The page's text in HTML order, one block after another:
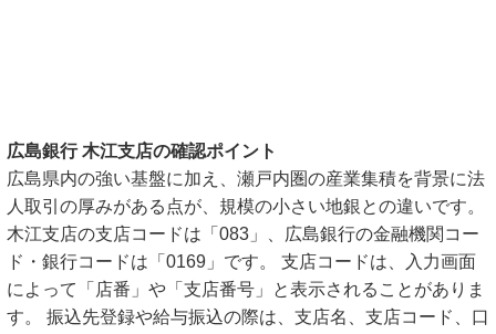
広島銀行 木江支店の確認ポイント
広島県内の強い基盤に加え、瀬戸内圏の産業集積を背景に法
人取引の厚みがある点が、規模の小さい地銀との違いです。
木江支店の支店コードは「083」、広島銀行の金融機関コー
ド・銀行コードは「0169」です。 支店コードは、入力画面
によって「店番」や「支店番号」と表示されることがありま
す。 振込先登録や給与振込の際は、支店名、支店コード、口